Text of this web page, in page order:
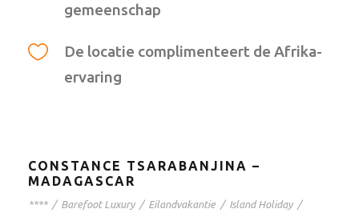
gemeenschap
De locatie complimenteert de Afrika-
ervaring
CONSTANCE TSARABANJINA –
MADAGASCAR
**** / Barefoot Luxury / Eilandvakantie / Island Holiday /